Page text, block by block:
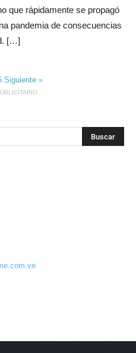
que rápidamente se propagó
pandemia de consecuencias
[…]
Siguiente »